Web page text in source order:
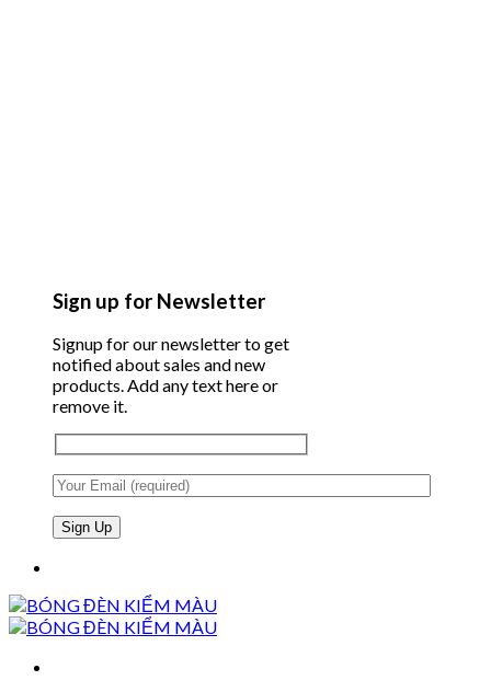
Sign up for Newsletter
Signup for our newsletter to get
notified about sales and new
products. Add any text here or
remove it.